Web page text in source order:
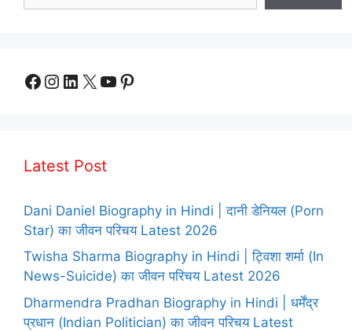
Facebook
Instagram
LinkedIn
X YouTube
Pinterest
Latest Post
Dani Daniel Biography in Hindi | दानी डेनियल (Porn
Star) का जीवन परिचय Latest 2026
Twisha Sharma Biography in Hindi | ट्विशा शर्मा (In
News-Suicide) का जीवन परिचय Latest 2026
Dharmendra Pradhan Biography in Hindi | धर्मेंद्र
प्रधान (Indian Politician) का जीवन परिचय Latest